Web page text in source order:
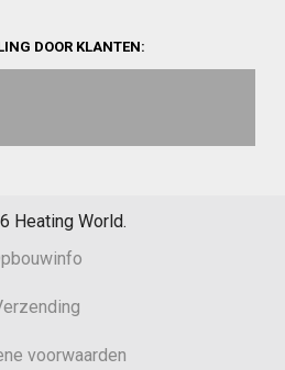
DOOR KLANTEN:
Heating World.
voorwaarden